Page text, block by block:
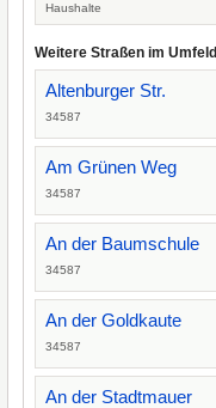
Haushalte
Weitere Straßen im Umfeld
Altenburger Str.
34587
Am Grünen Weg
34587
An der Baumschule
34587
An der Goldkaute
34587
An der Stadtmauer